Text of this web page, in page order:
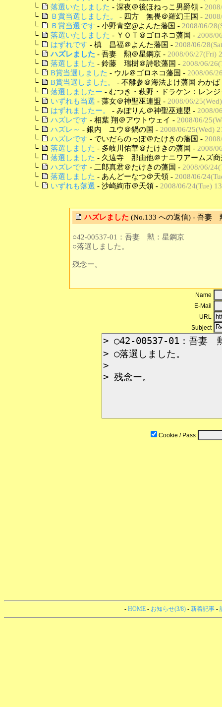
└
落選いたしました - 深夜＠後ほねっこ男爵領 -
└
Ｂ賞当選しました。 - 四方 無畏＠羅幻王国 -
└
Ｂ賞当選です - 小野青空@よんた藩国 - 2008/06/
└
落選いたしました - ＹＯＴ＠ゴロネコ藩国 - 2008/
└
はずれです - 槙 昌福＠よんた藩国 - 2008/06/
└
ハズレました - 吾妻 勲＠星鋼京 - 2008/06/27(Fri)
└
落選しました - 鈴藤 瑞樹＠詩歌藩国 - 2008/06/
└
B賞当選しました - ウル＠ゴロネコ藩国 - 2008/06/
└
B賞当選しました。
- 不離参＠海法よけ藩国 わか
└
落選しましたー - むつき・萩野・ドラケン：レン
└
いずれも当選 - 藻女＠神聖巫連盟 - 2008/06/
└
はずれましたー。 - みぽりん＠神聖巫連盟 - 2008/
└
ハズレです - 相葉 翔＠アウトウェイ - 2008/06/
└
ハズレ～ - 銀内 ユウ＠鍋の国 - 2008/06/25(Wed)
└
ハズレです - でいだらのっぽ＠たけきの藩国 -
└
落選しました - 多岐川佑華＠たけきの藩国 - 2008/
└
落選しました - 久遠寺 那由他＠ナニワアームズ
└
ハズレです - 二郎真君＠たけきの藩国 - 2008/06/
└
落選しました - あんどーなつ＠天領 - 2008/06/
└
いずれも落選 - 沙崎絢市＠天領 - 2008/06/24(Tue)
ハズレました (No.133 への返信) - 吾妻
○42-00537-01：吾妻 勲：星鋼京
○落選しました。
残念ー。
Name
E-Mail
URL
Subject
Cookie / Pass
- HOME- お知らせ(3/8)- 新着記事-